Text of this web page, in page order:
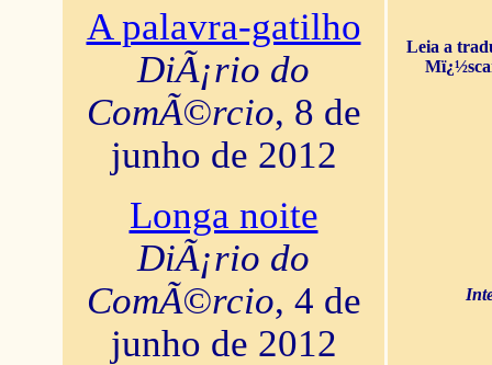
A palavra-gatilho
DiÃ¡rio do
ComÃ©rcio, 8 de
junho de 2012
Longa noite
DiÃ¡rio do
ComÃ©rcio, 4 de
junho de 2012
Leia a